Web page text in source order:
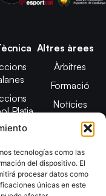
tecnologías como las
del dispositivo. El
procesar datos como
únicas en este
Platja
Altres àrees
Àrbitres
Formació
Notícies
Adreces de
contacte